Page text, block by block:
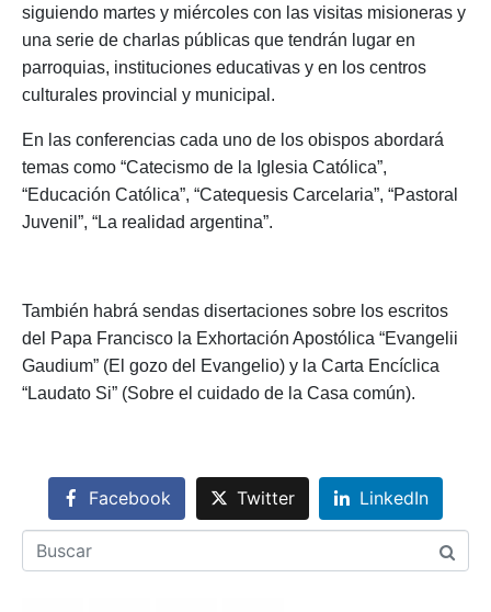
siguiendo martes y miércoles con las visitas misioneras y
una serie de charlas públicas que tendrán lugar en
parroquias, instituciones educativas y en los centros
culturales provincial y municipal.
En las conferencias cada uno de los obispos abordará
temas como “Catecismo de la Iglesia Católica”,
“Educación Católica”, “Catequesis Carcelaria”, “Pastoral
Juvenil”, “La realidad argentina”.
También habrá sendas disertaciones sobre los escritos
del Papa Francisco la Exhortación Apostólica “Evangelii
Gaudium” (El gozo del Evangelio) y la Carta Encíclica
“Laudato Si” (Sobre el cuidado de la Casa común).
Facebook Twitter LinkedIn